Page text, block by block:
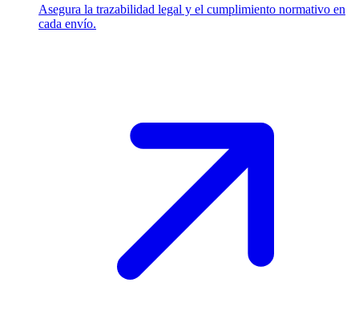
Asegura la trazabilidad legal y el cumplimiento normativo en
cada envío.